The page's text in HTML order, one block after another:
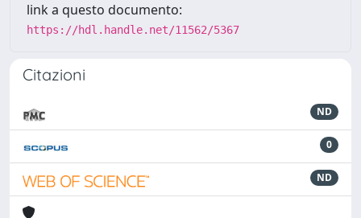
link a questo documento:
https://hdl.handle.net/11562/5367
Citazioni
ND
0
ND